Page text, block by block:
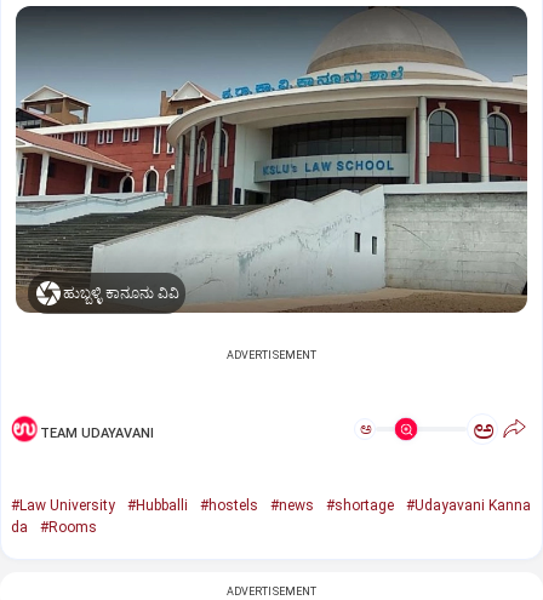
ಹುಬ್ಬಳ್ಳಿ ಕಾನೂನು ವಿವಿ
ADVERTISEMENT
TEAM UDAYAVANI ಅ ಅ
#Law University #Hubballi #hostels #news #shortage
#Udayavani Kanna
da
#Rooms
ADVERTISEMENT